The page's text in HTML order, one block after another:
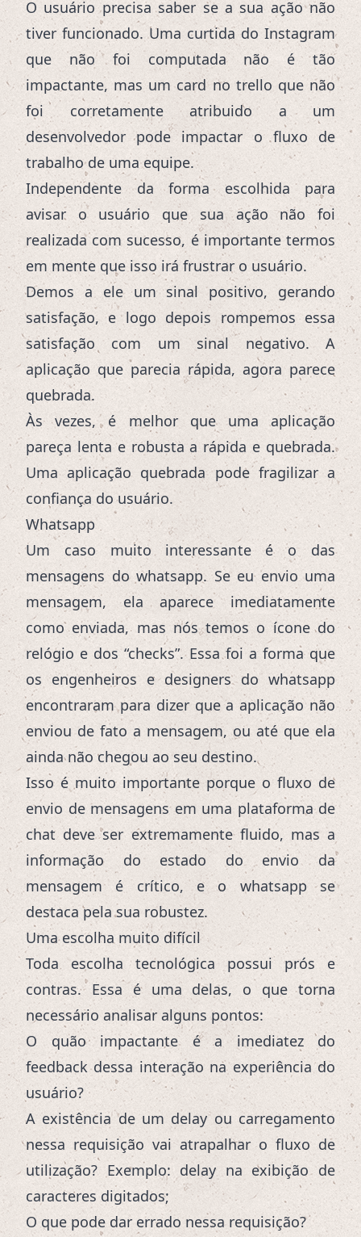
O usuário precisa saber se a sua ação não
tiver funcionado. Uma curtida do Instagram
que não foi computada não é tão
impactante, mas um card no trello que não
foi corretamente atribuido a um
desenvolvedor pode impactar o fluxo de
trabalho de uma equipe.
Independente da forma escolhida para
avisar o usuário que sua ação não foi
realizada com sucesso, é importante termos
em mente que isso irá frustrar o usuário.
Demos a ele um sinal positivo, gerando
satisfação, e logo depois rompemos essa
satisfação com um sinal negativo. A
aplicação que parecia rápida, agora parece
quebrada.
Às vezes, é melhor que uma aplicação
pareça lenta e robusta a rápida e quebrada.
Uma aplicação quebrada pode fragilizar a
confiança do usuário.
Whatsapp
Um caso muito interessante é o das
mensagens do whatsapp. Se eu envio uma
mensagem, ela aparece imediatamente
como enviada, mas nós temos o ícone do
relógio e dos “checks”. Essa foi a forma que
os engenheiros e designers do whatsapp
encontraram para dizer que a aplicação não
enviou de fato a mensagem, ou até que ela
ainda não chegou ao seu destino.
Isso é muito importante porque o fluxo de
envio de mensagens em uma plataforma de
chat deve ser extremamente fluido, mas a
informação do estado do envio da
mensagem é crítico, e o whatsapp se
destaca pela sua robustez.
Uma escolha muito difícil
Toda escolha tecnológica possui prós e
contras. Essa é uma delas, o que torna
necessário analisar alguns pontos:
O quão impactante é a imediatez do
feedback dessa interação na experiência do
usuário?
A existência de um delay ou carregamento
nessa requisição vai atrapalhar o fluxo de
utilização? Exemplo: delay na exibição de
caracteres digitados;
O que pode dar errado nessa requisição?